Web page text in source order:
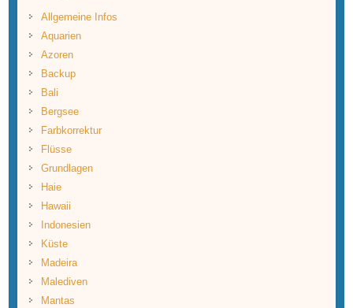
Allgemeine Infos
Aquarien
Azoren
Backup
Bali
Bergsee
Farbkorrektur
Flüsse
Grundlagen
Haie
Hawaii
Indonesien
Küste
Madeira
Malediven
Mantas